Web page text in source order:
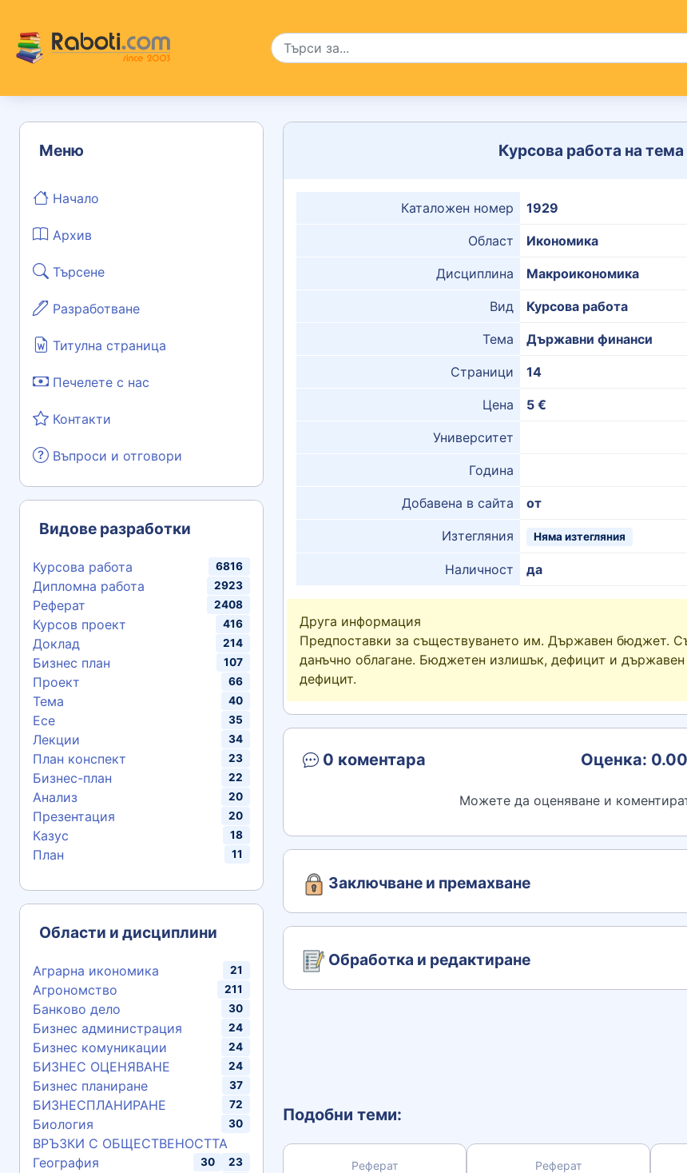
Меню
Начало
Архив
Търсене
Разработване
Титулна страница
Печелете с нас
Контакти
Въпроси и отговори
Видове разработки
Курсова работа 6816
Дипломна работа 2923
Реферат 2408
Курсов проект 416
Доклад 214
Бизнес план 107
Проект 66
Тема 40
Есе 35
Лекции 34
План конспект 23
Бизнес-план 22
Анализ 20
Презентация 20
Казус 18
План 11
Области и дисциплини
Аграрна икономика 21
Агрономство 211
Банково дело 30
Бизнес администрация 24
Бизнес комуникации 24
БИЗНЕС ОЦЕНЯВАНЕ 24
Бизнес планиране 37
БИЗНЕСПЛАНИРАНЕ 72
Биология 30
ВРЪЗКИ С ОБЩЕСТВЕНОСТТА
23
География 30
Курсова работа на
Каталожен номер 1929
Област Икономика
Дисциплина Макроикономика
Вид Курсова работа
Тема Държавни финанси
Страници 14
Цена 5 €
Университет
Година
Добавена в сайта от
Изтегляния Няма изтегляния
Наличност да
Друга информация
Предпоставки за съществуването им. Държавен бюджет.
данъчно облагане. Бюджетен излишък, дефицит и
дефицит.
0 коментара Оценка: 0.00
Можете да оценяване и
Заключване и премахване
Обработка и редактиране
Подобни теми:
Реферат Реферат